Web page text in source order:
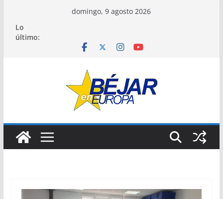
contenido
domingo, 9 agosto 2026
Lo
último: